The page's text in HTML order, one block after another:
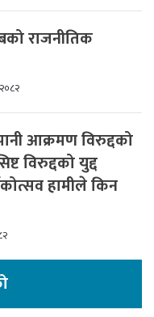
राजनीतिक
आक्रमण विरुद्दको
विरुद्दको युद्द
हामीले किन